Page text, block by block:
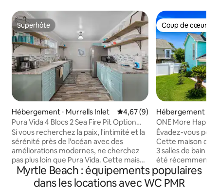
Superhôte
Superhôte
Hébergement ⋅ Murrells Inlet Évaluation moyenne sur la
4,67 (9)
Pura Vida 4 Blocs 2 Sea Fire Pit Option
Golf Cart
Si vous recherchez la paix, l'intimité et la
sérénité près de l'océan avec des
améliorations modernes, ne cherchez
pas plus loin que Pura Vida. Cette maison
de 3 chambres et 2 salles de bain
magnifiquement décorée et
entièrement équipée peut être louée
Coup de cœur
Coup de cœur
Hébergement ⋅
e Beach
ONE More Happy
3 chambres/3
couchages
Évadez-vous pour
Cette maison de
3 salles de bain à
été récemment
pour la détente.
spacieux, la suite
rénovée offrent
Myrtle Beach : équipements populaires
dans les locations avec WC PMR